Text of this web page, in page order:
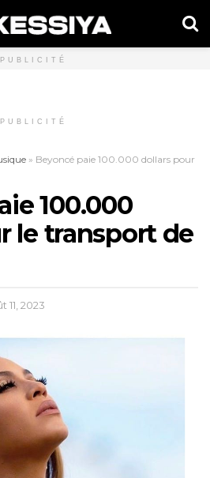
PUBLICITÉ
PUBLICITÉ
» Beyoncé paie 100.000 dollars pour
100.000
le transport de
11, 2023